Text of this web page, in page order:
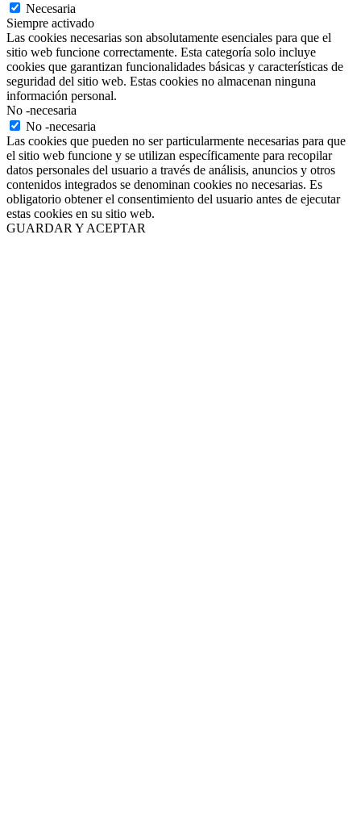
Necesaria
Siempre activado
Las cookies necesarias son absolutamente esenciales para que el
sitio web funcione correctamente. Esta categoría solo incluye
cookies que garantizan funcionalidades básicas y características de
seguridad del sitio web. Estas cookies no almacenan ninguna
información personal.
No -necesaria
No -necesaria
Las cookies que pueden no ser particularmente necesarias para que
el sitio web funcione y se utilizan específicamente para recopilar
datos personales del usuario a través de análisis, anuncios y otros
contenidos integrados se denominan cookies no necesarias. Es
obligatorio obtener el consentimiento del usuario antes de ejecutar
estas cookies en su sitio web.
GUARDAR Y ACEPTAR